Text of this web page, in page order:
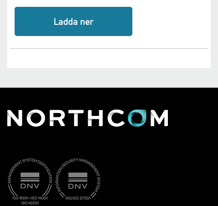
Ladda ner